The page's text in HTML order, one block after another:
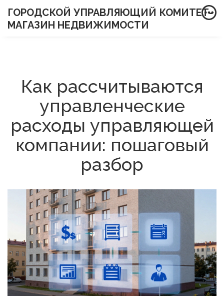
ГОРОДСКОЙ УПРАВЛЯЮЩИЙ КОМИТЕТ-
МАГАЗИН НЕДВИЖИМОСТИ
Как рассчитываются
управленческие
расходы управляющей
компании: пошаговый
разбор